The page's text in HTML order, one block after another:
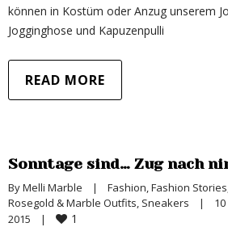
können in Kostüm oder Anzug unserem
Jogginghose und Kapuzenpulli
READ MORE
Sonntage sind… Zug nach
By Melli Marble | Fashion, Fashion Stories
Rosegold & Marble Outfits, Sneakers |
2015
| 1